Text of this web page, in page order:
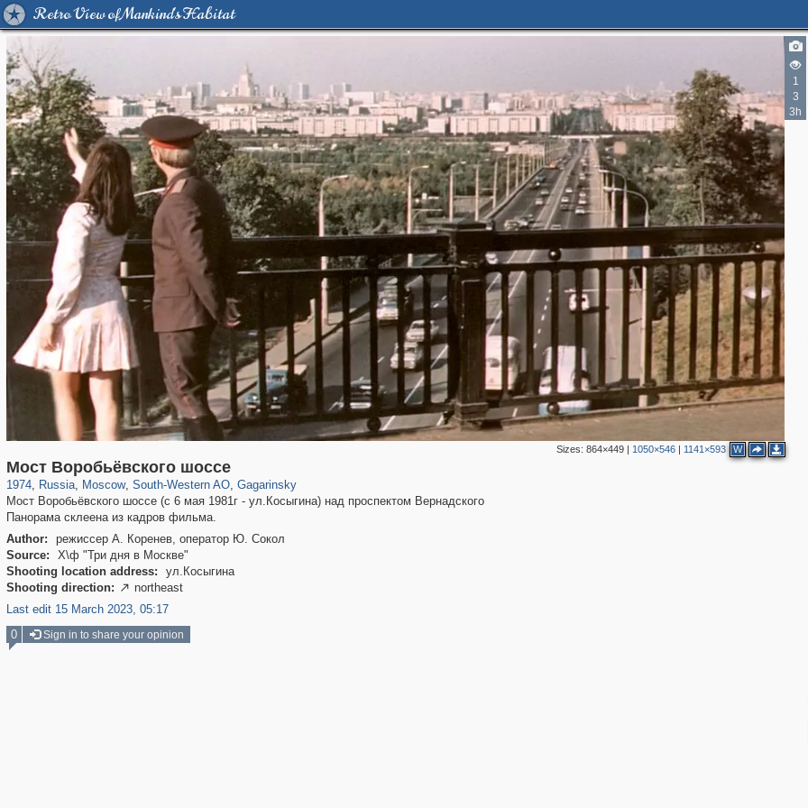
Retro View of Mankind's Habitat
1
3
3h
Sizes: 864×449| 1050×546| 1141×593 W
Мост Воробьёвского шоссе
1974, Russia
1,406,071 29,243
, Moscow
319,746 8,286
, South-Western AO
12,410 76
, Gagarinsky
3,868
Мост Воробьёвского шоссе (с 6 мая 1981г - ул.Косыгина) над проспектом Вернадского
Панорама склеена из кадров фильма.
Author:
режиссер А. Коренев, оператор Ю. Сокол
Source:
Х\ф "Три дня в Москве"
Shooting location address:
ул.Косыгина
Shooting direction:  northeast
Last edit 15 March 2023, 05:17
0 Sign in to share your opinion